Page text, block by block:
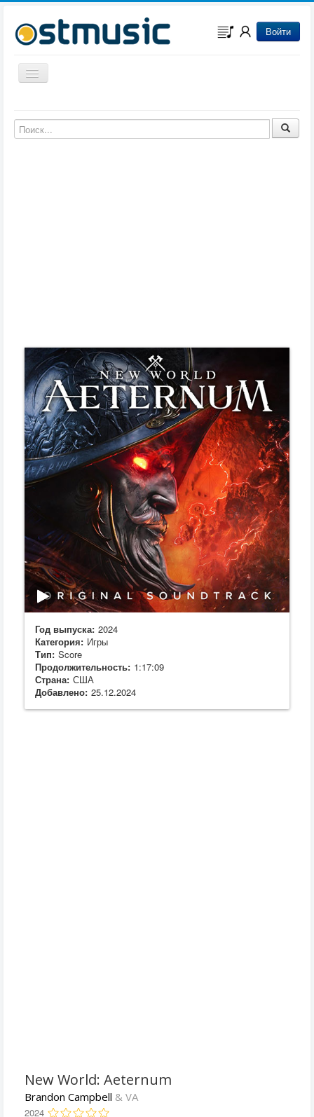
Войти
Включить/выключить навигацию
Музыка из мультфильмов
Музыка из сериалов
Год выпуска: 2024
Категория: Игры
Тип: Score
Продолжительность: 1:17:09
Страна: США
Добавлено: 25.12.2024
New World: Aeternum
Brandon Campbell & VA
2024